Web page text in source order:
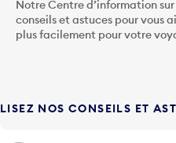
Notre Centre d’information
conseils et astuces pour vous
plus facilement pour votre
LISEZ NOS CONSEILS ET